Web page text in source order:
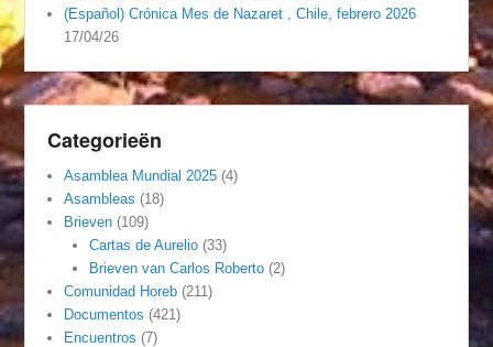
(Español) Crónica Mes de Nazaret , Chile, febrero 2026
17/04/26
Categorieën
Asamblea Mundial 2025 (4)
Asambleas (18)
Brieven (109)
Cartas de Aurelio(33)
Brieven van Carlos Roberto(2)
Comunidad Horeb (211)
Documentos (421)
Encuentros (7)